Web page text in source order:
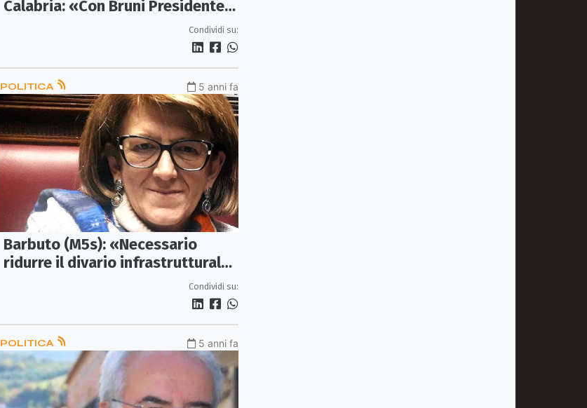
Calabria: «Con Bruni Presidente,
il futuro per la Calabria è giàCondividi su:
POLITICA 5 anni fa
Barbuto (M5s): «Necessario
ridurre il divario infrastrutturale
Condividi su:
POLITICA 5 anni fa